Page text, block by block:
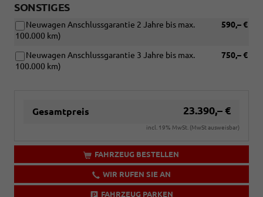
SONSTIGES
590,– €
Neuwagen Anschlussgarantie 2 Jahre bis max.
100.000 km)
750,– €
Neuwagen Anschlussgarantie 3 Jahre bis max.
100.000 km)
Gesamtpreis 23.390,– €
incl. 19% MwSt. (MwSt ausweisbar)
FAHRZEUG BESTELLEN
WIR RUFEN SIE AN
FAHRZEUG PARKEN